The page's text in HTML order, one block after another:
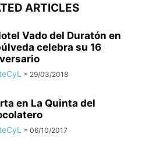
ARTICLES
Vado del Duratón en
celebra su 16
- 29/03/2018
en La Quinta del
- 06/10/2017